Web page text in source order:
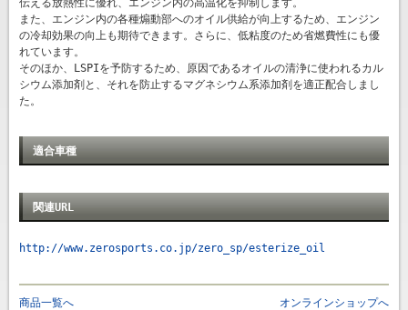
また、エンジン内の各種煽動部へのオイル供給が向上するため、エンジン
の冷却効果の向上も期待できます。さらに、低粘度のため省燃費性にも優
れています。
そのほか、LSPIを予防するため、原因であるオイルの清浄に使われるカル
シウム添加剤と、それを防止するマグネシウム系添加剤を適正配合しまし
た。
適合車種
関連URL
http://www.zerosports.co.jp/zero_sp/esterize_oil
商品一覧へ オンラインショップへ